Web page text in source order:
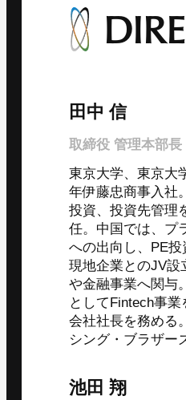
田中 信
取締役 管理本部長
東京大学、東京大
年伊藤忠商事入社
投資、投資先管理
任。中国では、プ
への出向し、PE
現地企業とのJV設
や金融事業へ関与
としてFintech事
会社社長を務める
シング・ブラザー
池田 翔